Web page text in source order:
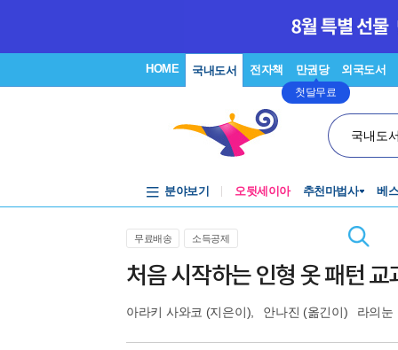
HOME 국내도서 전자책 만권당
첫달무료
외국도서
국내도
분야보기 오뒷세이아 추천마법사 베
무료배송 소득공제
처음 시작하는 인형 옷 패턴 교
아라키 사와코 (지은이), 안나진 (옮긴이) 라의눈